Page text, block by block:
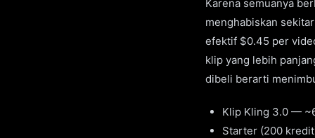
Karena semuanya
menghabiskan
efektif $0.45 per
klip yang lebih
dibeli berarti
Klip Kling 3.0 —
Starter (200